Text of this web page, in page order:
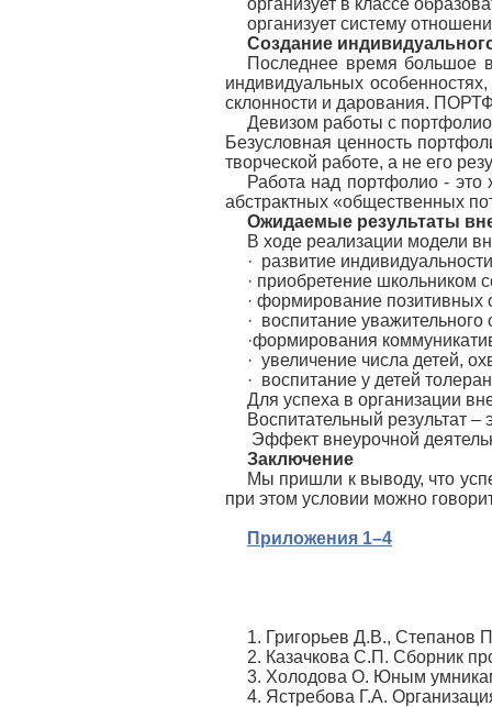
организует в классе
организует систему
Создание
Последнее время большое
индивидуальных
склонности и дарования.
Девизом работы с
Безусловная ценность
творческой работе, а не его
Работа над портфолио - это
абстрактных «общественных
Ожидаемые результаты
В ходе реализации модели
· развитие
· приобретение школьником
· формирование позитивных
· воспитание
·формирования
· увеличение числа детей,
· воспитание у детей
Для успеха в организации
Воспитательный результат
Эффект внеурочной
Заключение
Мы пришли к выводу, что
при этом условии можно
Приложения 1–4
1. Григорьев Д.В., Степанов
2. Казачкова С.П. Сборник
3. Холодова О. Юным
4. Ястребова Г.А.